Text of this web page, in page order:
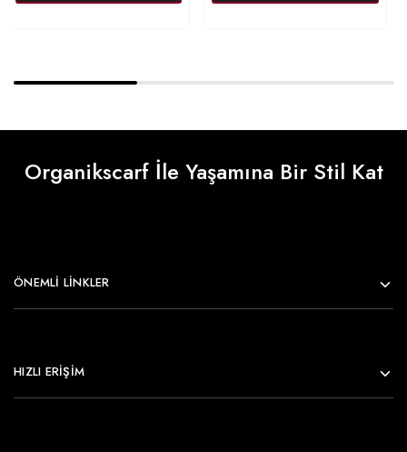
Organikscarf İle Yaşamına Bir Stil Kat
ÖNEMLI LINKLER
HIZLI ERİŞİM